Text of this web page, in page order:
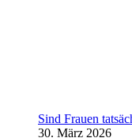
Sind Frauen
30. März 2026